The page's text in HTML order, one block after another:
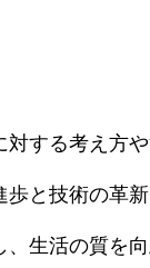
先進美
先進美容皮膚
血液を浄化
か？ ― 血液
する考え方
と技術の革
生活の質を